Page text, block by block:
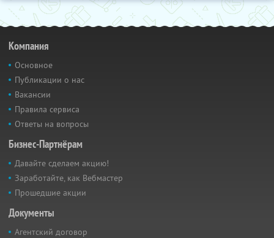
Компания
Основное
Публикации о нас
Вакансии
Правила сервиса
Ответы на вопросы
Бизнес-Партнёрам
Давайте сделаем акцию!
Заработайте, как Вебмастер
Прошедшие акции
Документы
Агентский договор